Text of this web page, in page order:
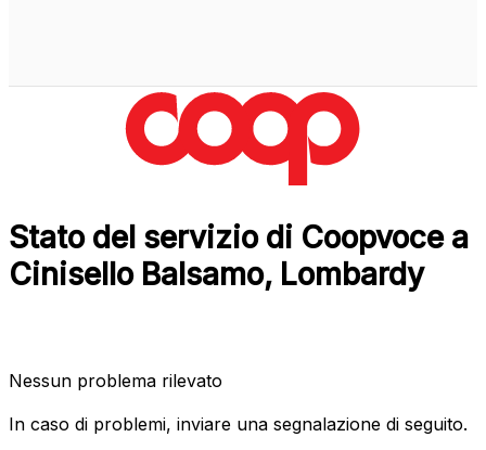
Stato del servizio di Coopvoce a
Cinisello Balsamo, Lombardy
Nessun problema rilevato
In caso di problemi, inviare una segnalazione di seguito.